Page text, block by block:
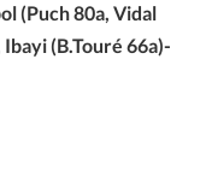
(Puch 80a, Vidal
Ibayi (B.Touré 66a)-